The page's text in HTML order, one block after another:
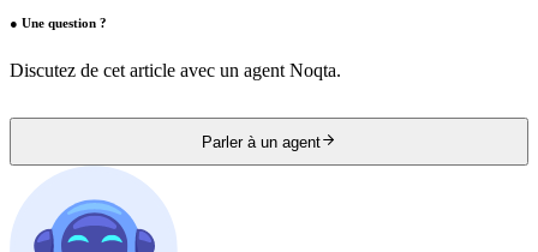
● Une question ?
Discutez de cet article avec un agent Noqta.
Parler à un agent